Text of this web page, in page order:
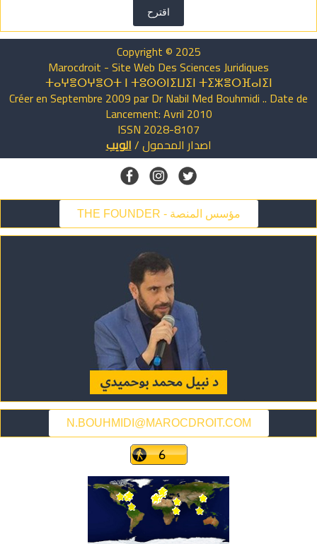
اقترح
Copyright © 2025
Marocdroit - Site Web Des Sciences Juridiques
ⵜⴰⵖⴻⵔⵖⴻⵔⵜ ⵏ ⵜⵓⵙⵙⵏⵉⵡⵉⵏ ⵜⵉⵣⴻⵔⴼⴰⵏⵉⵏ
Créer en Septembre 2009 par Dr Nabil Med Bouhmidi .. Date de
Lancement: Avril 2010
ISSN 2028-8107
اصدارالمحمول/الويب
THE FOUNDER - مؤسس المنصة
N.BOUHMIDI@MAROCDROIT.COM